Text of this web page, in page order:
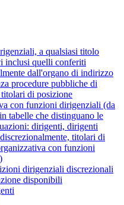
a qualsiasi titolo
inclusi quelli conferiti
dall'organo di indirizzo
procedure pubbliche di
titolari di posizione
con funzioni dirigenziali (da
tabelle che distinguano le
dirigenti, dirigenti
titolari di
con funzioni
dirigenziali discrezionali
disponibili